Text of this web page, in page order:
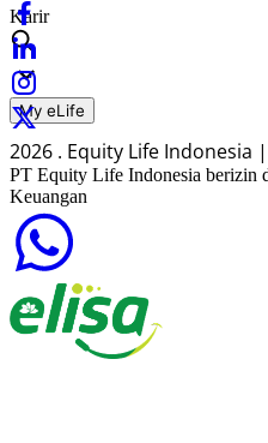
Karir
My eLife
2026 . Equity Life Indonesia
PT Equity Life Indonesia berizin
Keuangan